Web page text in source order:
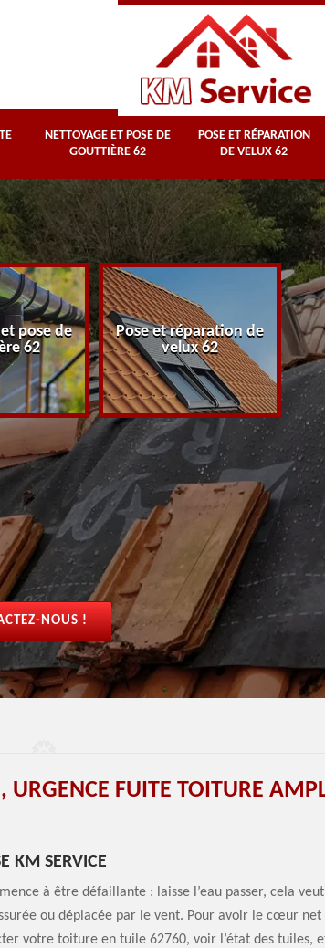
NETTOYAGE ET POSE DE
GOUTTIÈRE 62
POSE ET RÉPARATION
DE VELUX 62
pose de
62
Pose et réparation de
velux 62
NOUS !
URGENCE FUITE TOITURE
KM SERVICE
à être défaillante : laisse l’eau passer, cela
ou déplacée par le vent. Pour avoir le cœur
votre toiture en tuile 62760, voir l’état des tuiles,